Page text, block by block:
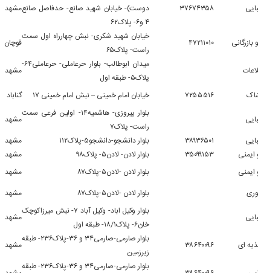
۳۷۶۷۴۳۵۸
دوست)- خیابان شهید صانع- حدفاصل صانع
۴ و۶- پلاک۶۲
مشهد
بازرگانی ۴۷۲۱۱۰۱۰
خیابان شهید شکری- نبش چهارراه اول سمت
راست- پلاک۶۵
قوچان
میدان ابوطالب- بلوار حرعاملی- حرعاملی۶۴-
پلاک۵- طبقه اول
مشهد
۷۲۵۵۵۱۶ خیابان امام خمینی – نبش امام خمینی ۱۷ گناباد
بلوار پیروزی- هاشمیه۱۴- اولین فرعی سمت
راست- پلاک۷
مشهد
۳۸۹۳۶۵۰۱ بلوار دانشجو-دانشجو۵-پلاک۱۱۲ مشهد
۳۵۰۹۹۱۵۳ بلوار لادن- لادن۵- پلاک۹۸ مشهد
بلوار لادن -لادن۵-پلاک۸۷ مشهد
بلوار لادن -لادن۵-پلاک۸۷ مشهد
بلوار وکیل اباد- وکیل آباد ۷- نبش میرزاکوچک
خان۶- پلاک۱۸/۱- طبقه اول
مشهد
ای ۳۸۶۴۰۰۹۶
بلوار صارمی-صارمی۳۴ و ۳۶-پلاک۲۳۶- طبقه
زیرزمین
مشهد
بلوار صارمی-صارمی۳۴ و ۳۶-پلاک۲۳۶- طبقه